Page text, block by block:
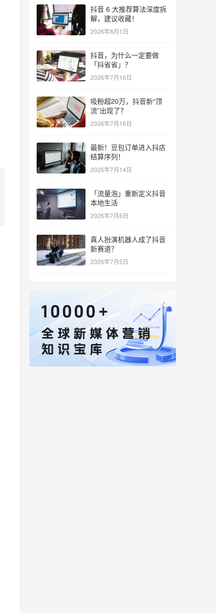
抖音 6 大推荐算法深度拆
解，建议收藏！
2026年8月1日
抖音，为什么一定要做
「抖省省」？
2026年7月16日
吸粉超20万，抖音新“顶
流”出现了？
2026年7月16日
最新！豆包订单进入抖店
结算序列！
2026年7月14日
「流量泡」重新定义抖音
本地生活
2026年7月6日
真人扮演机器人成了抖音
新赛道？
2026年7月5日